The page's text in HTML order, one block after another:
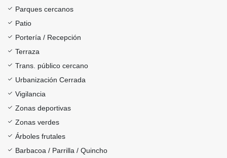
Parques cercanos
Patio
Portería / Recepción
Terraza
Trans. público cercano
Urbanización Cerrada
Vigilancia
Zonas deportivas
Zonas verdes
Árboles frutales
Barbacoa / Parrilla / Quincho